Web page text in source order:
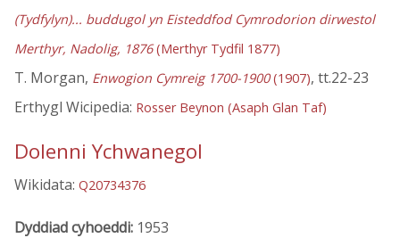
(Tydfylyn)... buddugol yn Eisteddfod Cymrodorion dirwestol
Merthyr, Nadolig, 1876(Merthyr Tydfil 1877)
T. Morgan, Enwogion Cymreig 1700-1900(1907), tt.22-23
Erthygl Wicipedia: Rosser Beynon (Asaph Glan Taf)
Dolenni Ychwanegol
Wikidata: Q20734376
Dyddiad cyhoeddi: 1953